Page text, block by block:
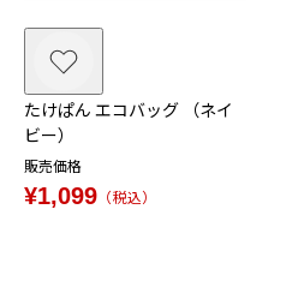
たけぱん エコバッグ （ネイ
ビー）
販売価格
¥1,099 税込